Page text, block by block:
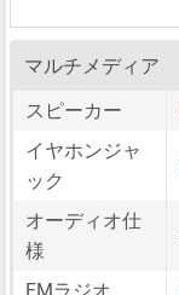
マルチメディア
スピーカー
イヤホンジャ
ック
オーディオ仕
様